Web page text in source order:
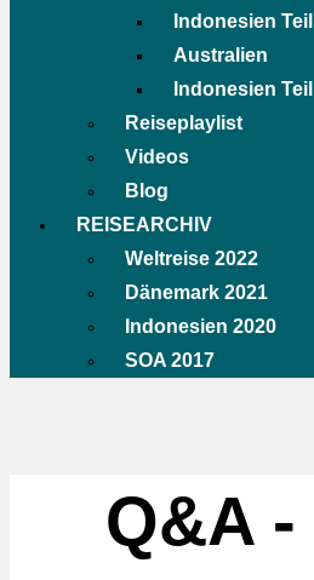
Indonesien
Australien
Indonesien
Reiseplaylist
Videos
Blog
REISEARCHIV
Weltreise 2022
Dänemark 2021
Indonesien 2020
SOA 2017
Q&A -